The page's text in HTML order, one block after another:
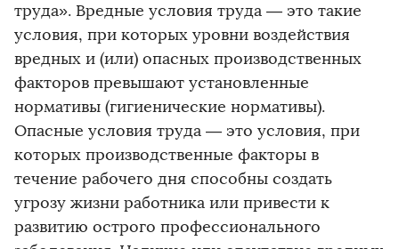
труда». Вредные условия труда — это такие
условия, при которых уровни воздействия
вредных и (или) опасных производственных
факторов превышают установленные
нормативы (гигиенические нормативы).
Опасные условия труда — это условия, при
которых производственные факторы в
течение рабочего дня способны создать
угрозу жизни работника или привести к
развитию острого профессионального